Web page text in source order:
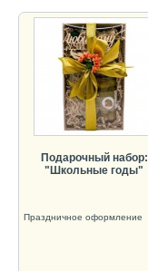
Подарочный набор:
"Школьные годы"
Праздничное оформление